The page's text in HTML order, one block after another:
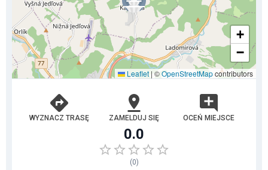
+
−
Leaflet | ©OpenStreetMapcontributors
WYZNACZ TRASĘ ZAMELDUJ SIĘ OCEŃ MIEJSCE
0.0
(0)